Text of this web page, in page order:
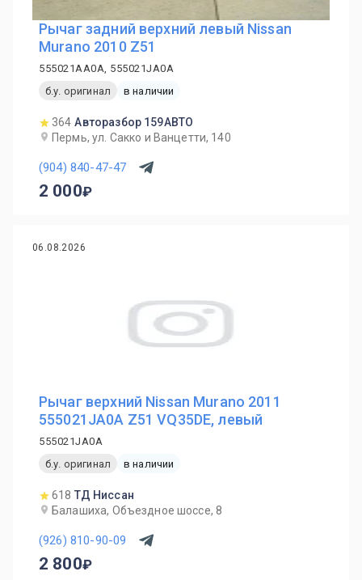
Рычаг задний верхний левый Nissan
Murano 2010 Z51
555021AA0A, 555021JA0A
б.у. оригинал
в наличии
364 Авторазбор 159АВТО
Пермь, ул. Сакко и Ванцетти, 140
(904) 840-47-47
2 000
06.08.2026
Рычаг верхний Nissan Murano 2011
555021JA0A Z51 VQ35DE, левый
555021JA0A
б.у. оригинал
в наличии
618 ТД Ниссан
Балашиха, Объездное шоссе, 8
(926) 810-90-09
2 800